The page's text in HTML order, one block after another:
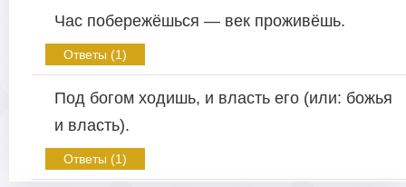
Час побережёшься — век проживёшь.
Ответы (1)
Под богом ходишь, и власть его (или: божья
и власть).
Ответы (1)